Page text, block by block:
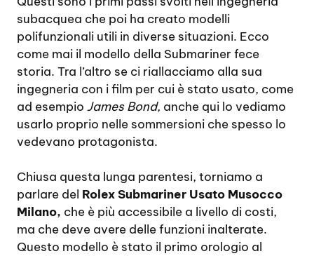
subacquea che poi ha creato modelli
polifunzionali utili in diverse situazioni. Ecco
come mai il modello della Submariner fece
storia. Tra l’altro se ci riallacciamo alla sua
ingegneria con i film per cui è stato usato, come
ad esempio James Bond, anche qui lo vediamo
usarlo proprio nelle sommersioni che spesso lo
vedevano protagonista.
Chiusa questa lunga parentesi, torniamo a
parlare del Rolex Submariner Usato Musocco
Milano, che è più accessibile a livello di costi,
ma che deve avere delle funzioni inalterate.
Questo modello è stato il primo orologio al